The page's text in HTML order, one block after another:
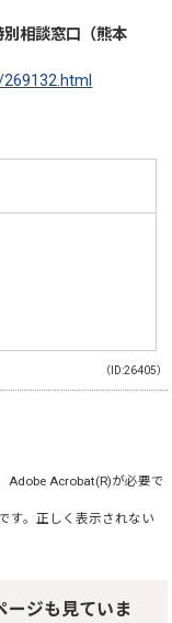
相談窓口（熊本
（ID:26405）
Adobe Acrobat(R)が必要で
す。正しく表示されない
ージも見ていま